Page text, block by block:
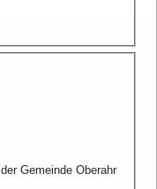
Gemeinde Oberahr